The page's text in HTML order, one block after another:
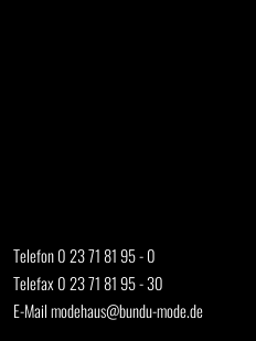
Telefon 0 23 71 81 95 - 0
Telefax 0 23 71 81 95 - 30
E-Mailmodehaus@bundu-mode.de